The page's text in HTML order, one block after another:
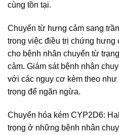
cùng tồn tại.
Chuyển từ hưng cảm sang
trong việc điều trị chứng
cho bệnh nhân chuyển từ
cảm. Giám sát bệnh nhân
với các nguy cơ kèm theo
trọng để ngăn ngừa.
Chuyển hóa kém CYP2D6:
trọng ở những bệnh nhân